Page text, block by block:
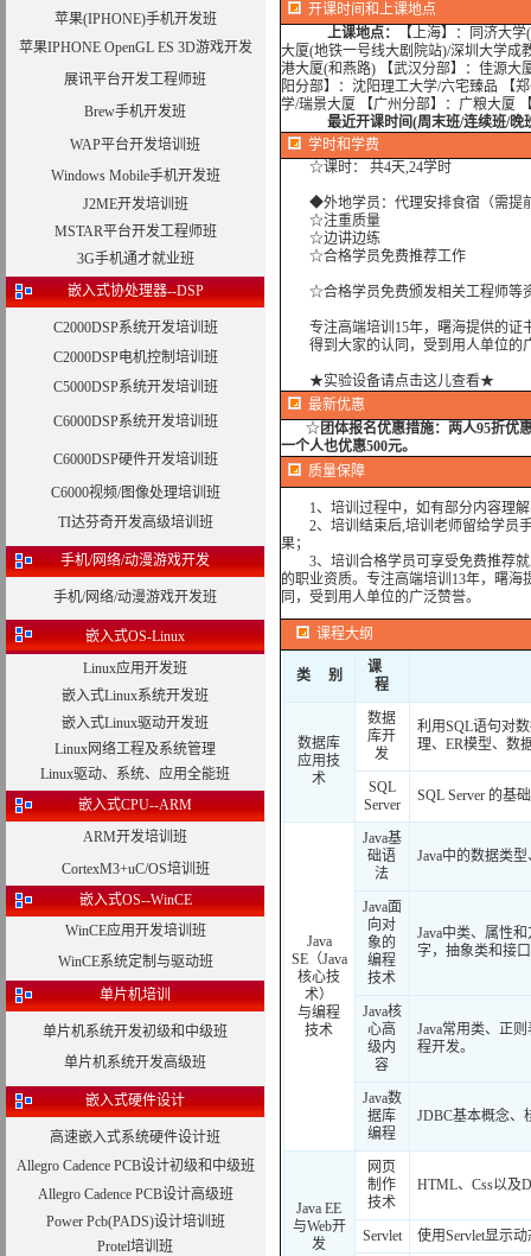
苹果(IPHONE)手机开发班
苹果IPHONE OpenGL ES 3D游戏开发
展讯平台开发工程师班
Brew手机开发班
WAP平台开发培训班
Windows Mobile手机开发班
J2ME开发培训班
MSTAR平台开发工程师班
3G手机通才就业班
嵌入式协处理器--DSP
C2000DSP系统开发培训班
C2000DSP电机控制培训班
C5000DSP系统开发培训班
C6000DSP系统开发培训班
C6000DSP硬件开发培训班
C6000视频/图像处理培训班
TI达芬奇开发高级培训班
手机/网络/动漫游戏开发
手机/网络/动漫游戏开发班
嵌入式OS-Linux
Linux应用开发班
嵌入式Linux系统开发班
嵌入式Linux驱动开发班
Linux网络工程及系统管理
Linux驱动、系统、应用全能班
嵌入式CPU--ARM
ARM开发培训班
CortexM3+uC/OS培训班
嵌入式OS--WinCE
WinCE应用开发培训班
WinCE系统定制与驱动班
单片机培训
单片机系统开发初级和中级班
单片机系统开发高级班
嵌入式硬件设计
高速嵌入式系统硬件设计班
Allegro Cadence PCB设计初级和中级班
Allegro Cadence PCB设计高级班
Power Pcb(PADS)设计培训班
Protel培训班
开课时间和上课地点
上课地点：
【上海】：同济大
大厦(地铁一号线大剧院站)/深圳大学成
港大厦(和燕路) 【武汉分部】：佳源大
阳分部】：沈阳理工大学/六宅臻品 【
学/瑞景大厦 【广州分部】：广粮大厦
最近开课时间(周末班/连续班/晚
学时和学费
☆课时： 共4天,24学时
◆外地学员：代理安排食宿（需提
☆注重质量
☆边讲边练
☆合格学员免费推荐工作
☆合格学员免费颁发相关工程师等
专注高端培训15年，曙海提供的证
得到大家的认同，受到用人单位的
★实验设备请点击这儿查看★
最新优惠
☆ 团体报名优惠措施： 两人95折优
一个人也优惠500元。
质量保障
1、培训过程中，如有部分内容理解
2、培训结束后,培训老师留给学员手
果；
3、培训合格学员可享受免费推荐就
的职业资质。专注高端培训13年，曙
同，受到用人单位的广泛赞誉。
课程大纲
类 别
课
程
数据库
应用技
术
数据
库开
发
利用SQL语句对
理、ER模型、数
SQL
Server
SQL Server 的基
Java
SE（Java
核心技
术）
与编程
技术
Java基
础语
法
Java中的数据类
Java面
向对
象的
编程
技术
Java中类、属性
字，抽象类和接
Java核
心高
级内
容
Java常用类、正
程开发。
Java数
据库
编程
JDBC基本概念、
Java EE
与Web开
发
网页
制作
技术
HTML、Css以及
Servlet 使用Servlet显示